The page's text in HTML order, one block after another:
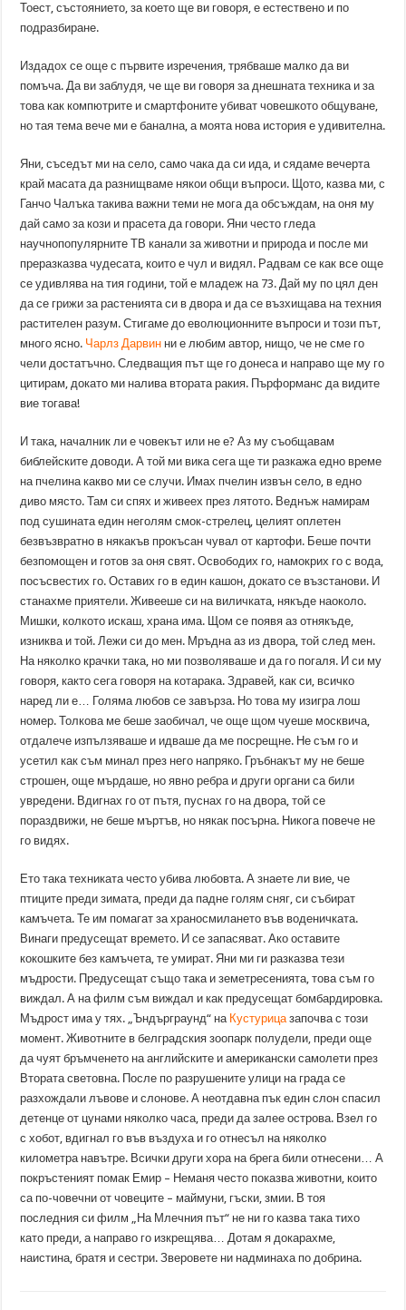
Тоест, състоянието, за което ще ви говоря, е естествено и по
подразбиране.
Издадох се още с първите изречения, трябваше малко да ви
помъча. Да ви заблудя, че ще ви говоря за днешната техника и за
това как компютрите и смартфоните убиват човешкото общуване,
но тая тема вече ми е банална, а моята нова история е удивителна.
Яни, съседът ми на село, само чака да си ида, и сядаме вечерта
край масата да разнищваме някои общи въпроси. Щото, казва ми, с
Ганчо Чалъка такива важни теми не мога да обсъждам, на оня му
дай само за кози и прасета да говори. Яни често гледа
научнопопулярните ТВ канали за животни и природа и после ми
преразказва чудесата, които е чул и видял. Радвам се как все още
се удивлява на тия години, той е младеж на 73. Дай му по цял ден
да се грижи за растенията си в двора и да се възхищава на техния
растителен разум. Стигаме до еволюционните въпроси и този път,
много ясно. Чарлз Дарвин ни е любим автор, нищо, че не сме го
чели достатъчно. Следващия път ще го донеса и направо ще му го
цитирам, докато ми налива втората ракия. Пърформанс да видите
вие тогава!
И така, началник ли е човекът или не е? Аз му съобщавам
библейските доводи. А той ми вика сега ще ти разкажа едно време
на пчелина какво ми се случи. Имах пчелин извън село, в едно
диво място. Там си спях и живеех през лятото. Веднъж намирам
под сушината един неголям смок-стрелец, целият оплетен
безвъзвратно в някакъв прокъсан чувал от картофи. Беше почти
безпомощен и готов за оня свят. Освободих го, намокрих го с вода,
посъсвестих го. Оставих го в един кашон, докато се възстанови. И
станахме приятели. Живееше си на виличката, някъде наоколо.
Мишки, колкото искаш, храна има. Щом се появя аз отнякъде,
изниква и той. Лежи си до мен. Мръдна аз из двора, той след мен.
На няколко крачки така, но ми позволяваше и да го погаля. И си му
говоря, както сега говоря на котарака. Здравей, как си, всичко
наред ли е… Голяма любов се завърза. Но това му изигра лош
номер. Толкова ме беше заобичал, че още щом чуеше москвича,
отдалече изпълзяваше и идваше да ме посрещне. Не съм го и
усетил как съм минал през него напряко. Гръбнакът му не беше
строшен, още мърдаше, но явно ребра и други органи са били
увредени. Вдигнах го от пътя, пуснах го на двора, той се
пораздвижи, не беше мъртъв, но някак посърна. Никога повече не
го видях.
Ето така техниката често убива любовта. А знаете ли вие, че
птиците преди зимата, преди да падне голям сняг, си събират
камъчета. Те им помагат за храносмилането във воденичката.
Винаги предусещат времето. И се запасяват. Ако оставите
кокошките без камъчета, те умират. Яни ми ги разказва тези
мъдрости. Предусещат също така и земетресенията, това съм го
виждал. А на филм съм виждал и как предусещат бомбардировка.
Мъдрост има у тях. „Ъндърграунд“ на Кустурицазапочва с този
момент. Животните в белградския зоопарк полудели, преди още
да чуят бръмченето на английските и американски самолети през
Втората световна. После по разрушените улици на града се
разхождали лъвове и слонове. А неотдавна пък един слон спасил
детенце от цунами няколко часа, преди да залее острова. Взел го
с хобот, вдигнал го във въздуха и го отнесъл на няколко
километра навътре. Всички други хора на брега били отнесени… А
покръстеният помак Емир – Неманя често показва животни, които
са по-човечни от човеците – маймуни, гъски, змии. В тоя
последния си филм „На Млечния път“ не ни го казва така тихо
като преди, а направо го изкрещява… Дотам я докарахме,
наистина, братя и сестри. Зверовете ни надминаха по добрина.